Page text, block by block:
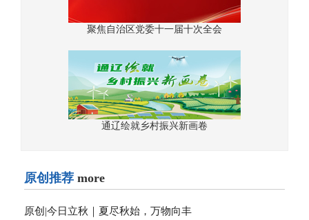
聚焦自治区党委十一届十次全会
通辽绘就乡村振兴新画卷
原创推荐 more
原创|今日立秋｜夏尽秋始，万物向丰